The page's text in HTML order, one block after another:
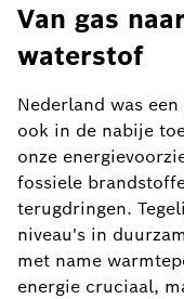
Van gas
waterstof
Nederland was
ook in de nabije
onze
fossiele
terugdringen.
niveau's in
met name
energie cruciaal,